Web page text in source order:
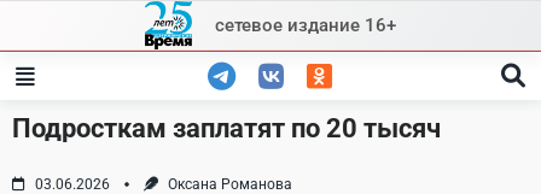
content
сетевое издание 16+
Подросткам заплатят по 20 тысяч
03.06.2026 Оксана Романова